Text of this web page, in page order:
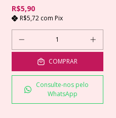
R$5,90
R$5,72 com Pix
COMPRAR
Consulte-nos pelo
WhatsApp